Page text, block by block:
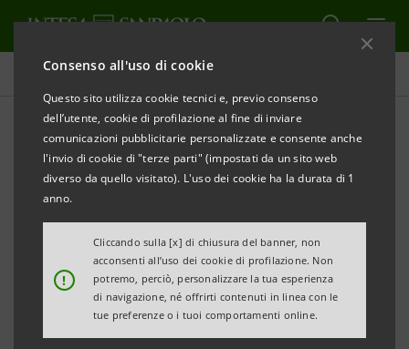
Consenso all'uso di cookie
Questo sito utilizza cookie tecnici e, previo consenso
dell’utente, cookie di profilazione al fine di inviare
comunicazioni pubblicitarie personalizzate e consente anche
l'invio di cookie di "terze parti" (impostati da un sito web
diverso da quello visitato). L'uso dei cookie ha la durata di 1
anno.
!
Cliccando sulla [x] di chiusura del banner, non
acconsenti all’uso dei cookie di profilazione. Non
potremo, perciò, personalizzare la tua esperienza
di navigazione, né offrirti contenuti in linea con le
tue preferenze o i tuoi comportamenti online.
Comunicati stampa
STAMPA AGGIORNA
INTESA SANPAOLO E FONDAZIONE
INTERCULTURA: L’INCLUSIONE EDUCATIVA
ATTRAVERSO GLI SCAMBI INTERNAZIONALI
Già 800 studenti di scuole secondarie hanno
ricevuto borse di studio Intesa Sanpaolo per
studiare all’estero
Milano, 25 maggio 2023– Intesa Sanpaolo affianca la